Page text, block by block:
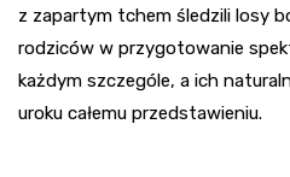
z zapartym tchem śledzili losy
rodziców w przygotowanie
każdym szczególe, a ich
uroku całemu przedstawieniu.